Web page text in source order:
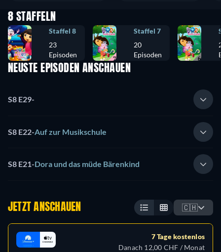
8 STAFFELN
Staffel 8
23
Episoden
Staffel 7
20
Episoden
NEUSTE EPISODEN ANSCHAUEN
S8 E29-
S8 E22-Auf zur Musikschule
S8 E21-Dora und das müde Bärenkind
JETZT ANSCHAUEN 🇨🇭
7 Tage kostenlos
Danach 12,00 CHF / Monat